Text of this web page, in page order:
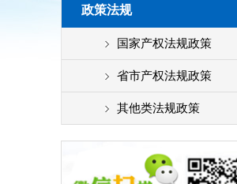
政策法规
国家产权法规政策
省市产权法规政策
其他类法规政策